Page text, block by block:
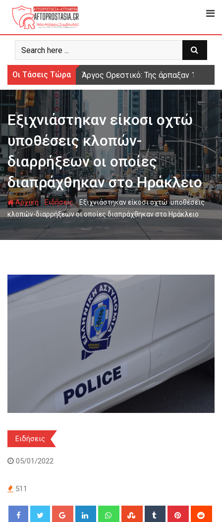
Ψάχνω
για...
Οι Τάσεις Τώρα Άργος Ορεστικό: Της άρπαξαν 15.000
Εξιχνιάστηκαν είκοσι οχτώ
υποθέσεις κλοπών-
διαρρήξεων οι οποίες
διαπράχθηκαν στο Ηράκλειο
Αρχική-Ειδήσεις- Εξιχνιάστηκαν είκοσι οχτώ υποθέσεις
κλοπών-διαρρήξεων οι οποίες διαπράχθηκαν στο Ηράκλειο
Ειδήσεις
05/01/2022
511
Google+ LinkedIn WhatsappStumbleUpon
Tumblr Pinterest